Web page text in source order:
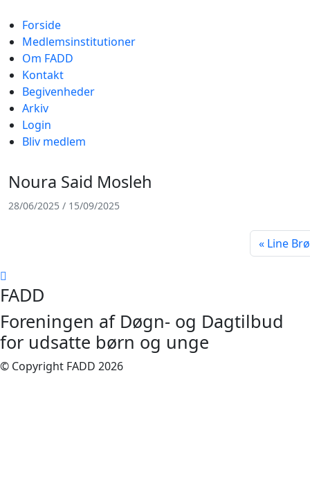
Forside
Medlemsinstitutioner
Om FADD
Kontakt
Begivenheder
Arkiv
Login
Bliv medlem
Noura Said Mosleh
28/06/2025 / 15/09/2025
Line
FADD
Foreningen af Døgn- og Dagtilbud
for udsatte børn og unge
© Copyright FADD 2026